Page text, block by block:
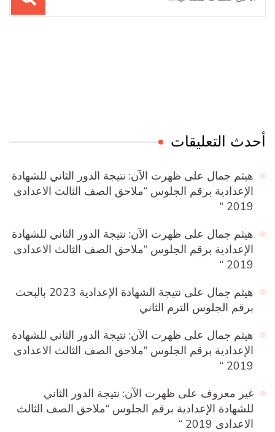
عن:
أحدث التعليقات
هيثم جمال على ظهرت الآن: نتيجة الدور الثاني للشهادة
الإعدادية برقم الجلوس “ملاحق الصف الثالث الاعدادى
2019 “
هيثم جمال على ظهرت الآن: نتيجة الدور الثاني للشهادة
الإعدادية برقم الجلوس “ملاحق الصف الثالث الاعدادى
2019 “
هيثم جمال على
نتيجة الشهادة الإعدادية 2023 بالبحث
برقم الجلوس الترم الثاني
هيثم جمال على ظهرت الآن: نتيجة الدور الثاني للشهادة
الإعدادية برقم الجلوس “ملاحق الصف الثالث الاعدادى
2019 “
غير معروف على ظهرت الآن: نتيجة الدور الثاني
للشهادة الإعدادية برقم الجلوس “ملاحق الصف الثالث
الاعدادى 2019 “